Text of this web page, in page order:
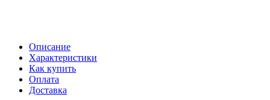
Описание
Характеристики
Как купить
Оплата
Доставка